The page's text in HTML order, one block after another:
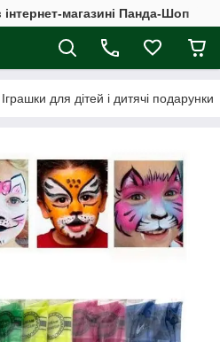
магазині Панда-Шоп
Іграшки для дітей і дитячі подарунки